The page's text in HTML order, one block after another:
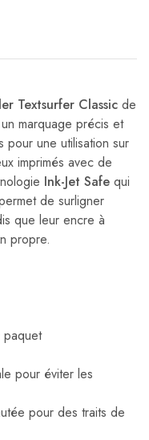
Textsurfer Classic de
marquage précis et
pour une utilisation sur
imprimés avec de
Ink-Jet Safe qui
de surligner
que leur encre à
propre.
paquet
pour éviter les
pour des traits de